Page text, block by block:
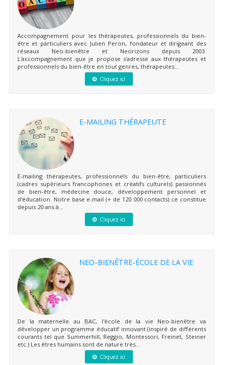
Accompagnement pour les thérapeutes, professionnels du bien-
être et particuliers avec Julien Peron, fondateur et dirigeant des
réseaux Neo-bienêtre et Neorizons depuis 2003.
L'accompagnement que je propose s'adresse aux thérapeutes et
professionnels du bien-être en tout genres, thérapeutes...
Cliquez ici
E-MAILING THÉRAPEUTE
E-mailing thérapeutes, professionnels du bien-être, particuliers
(cadres supérieurs francophones et créatifs culturels) passionnés
de bien-être, médecine douce, développement personnel et
d'éducation. Notre base e-mail (+ de 120 000 contacts) ce constitue
depuis 20 ans à...
Cliquez ici
NEO-BIENÊTRE-ÉCOLE DE LA VIE
De la maternelle au BAC, l'école de la vie Neo-bienêtre va
développer un programme éducatif innovant (inspiré de différents
courants tel que Summerhill, Reggio, Montessori, Freinet, Steiner
etc.) Les êtres humains sont de nature très...
Cliquez ici